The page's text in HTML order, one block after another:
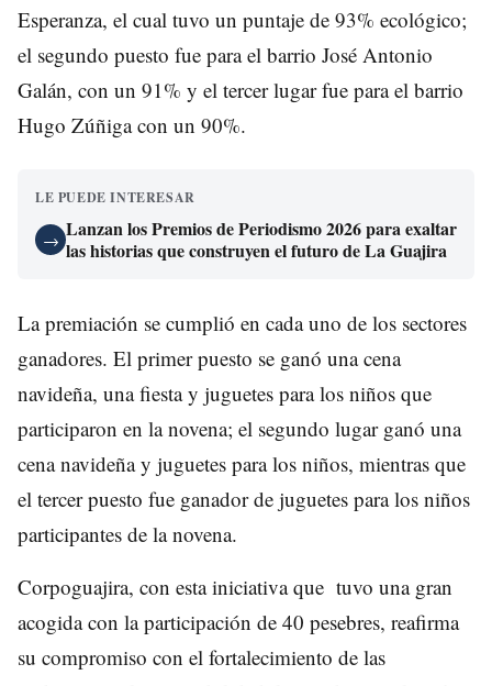
Esperanza, el cual tuvo un puntaje de 93% ecológico;
el segundo puesto fue para el barrio José Antonio
Galán, con un 91% y el tercer lugar fue para el barrio
Hugo Zúñiga con un 90%.
LE PUEDE INTERESAR
→ Lanzan los Premios de Periodismo 2026 para exaltar
las historias que construyen el futuro de La Guajira
La premiación se cumplió en cada uno de los sectores
ganadores. El primer puesto se ganó una cena
navideña, una fiesta y juguetes para los niños que
participaron en la novena; el segundo lugar ganó una
cena navideña y juguetes para los niños, mientras que
el tercer puesto fue ganador de juguetes para los niños
participantes de la novena.
Corpoguajira, con esta iniciativa que tuvo una gran
acogida con la participación de 40 pesebres, reafirma
su compromiso con el fortalecimiento de las